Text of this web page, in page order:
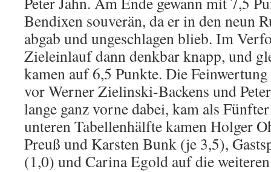
Bendixen souverän, da er in den neun
abgab und ungeschlagen blieb. Im
Zieleinlauf dann denkbar knapp, und
kamen auf 6,5 Punkte. Die
vor Werner Zielinski-Backens und
lange ganz vorne dabei, kam als
unteren Tabellenhälfte kamen Holger
Preuß und Karsten Bunk (je 3,5),
(1,0) und Carina Egold auf die